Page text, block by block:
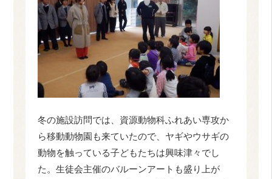
冬の施設訪問では、資源動物科ふれあい専攻か
ら移動動物園も来ていたので、ヤギやウサギの
動物を触っている子どもたちは興味津々でし
た。生徒会主催のバルーンアートも盛り上が